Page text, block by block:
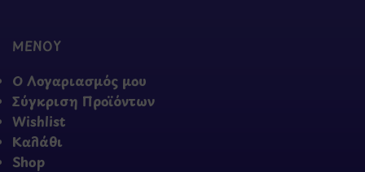
ΜΕΝΟΥ
Ο Λογαριασμός μου
Σύγκριση Προϊόντων
Wishlist
Καλάθι
Shop